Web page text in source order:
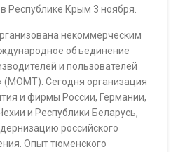
Республике Крым 3 ноября.
некоммерческим
объединение
и пользователей
(МОМТ). Сегодня организация
и фирмы России, Германии,
и Республики Беларусь,
российского
Опыт тюменского